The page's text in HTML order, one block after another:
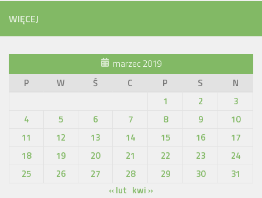
WIĘCEJ
marzec 2019
P
W Ś C P S
N
1
2
3
4
5 6 7 8 9
10
11
12 13 14 15 16
17
18
19 20 21 22 23
24
25
26 27 28 29 30
31
« lut kwi »